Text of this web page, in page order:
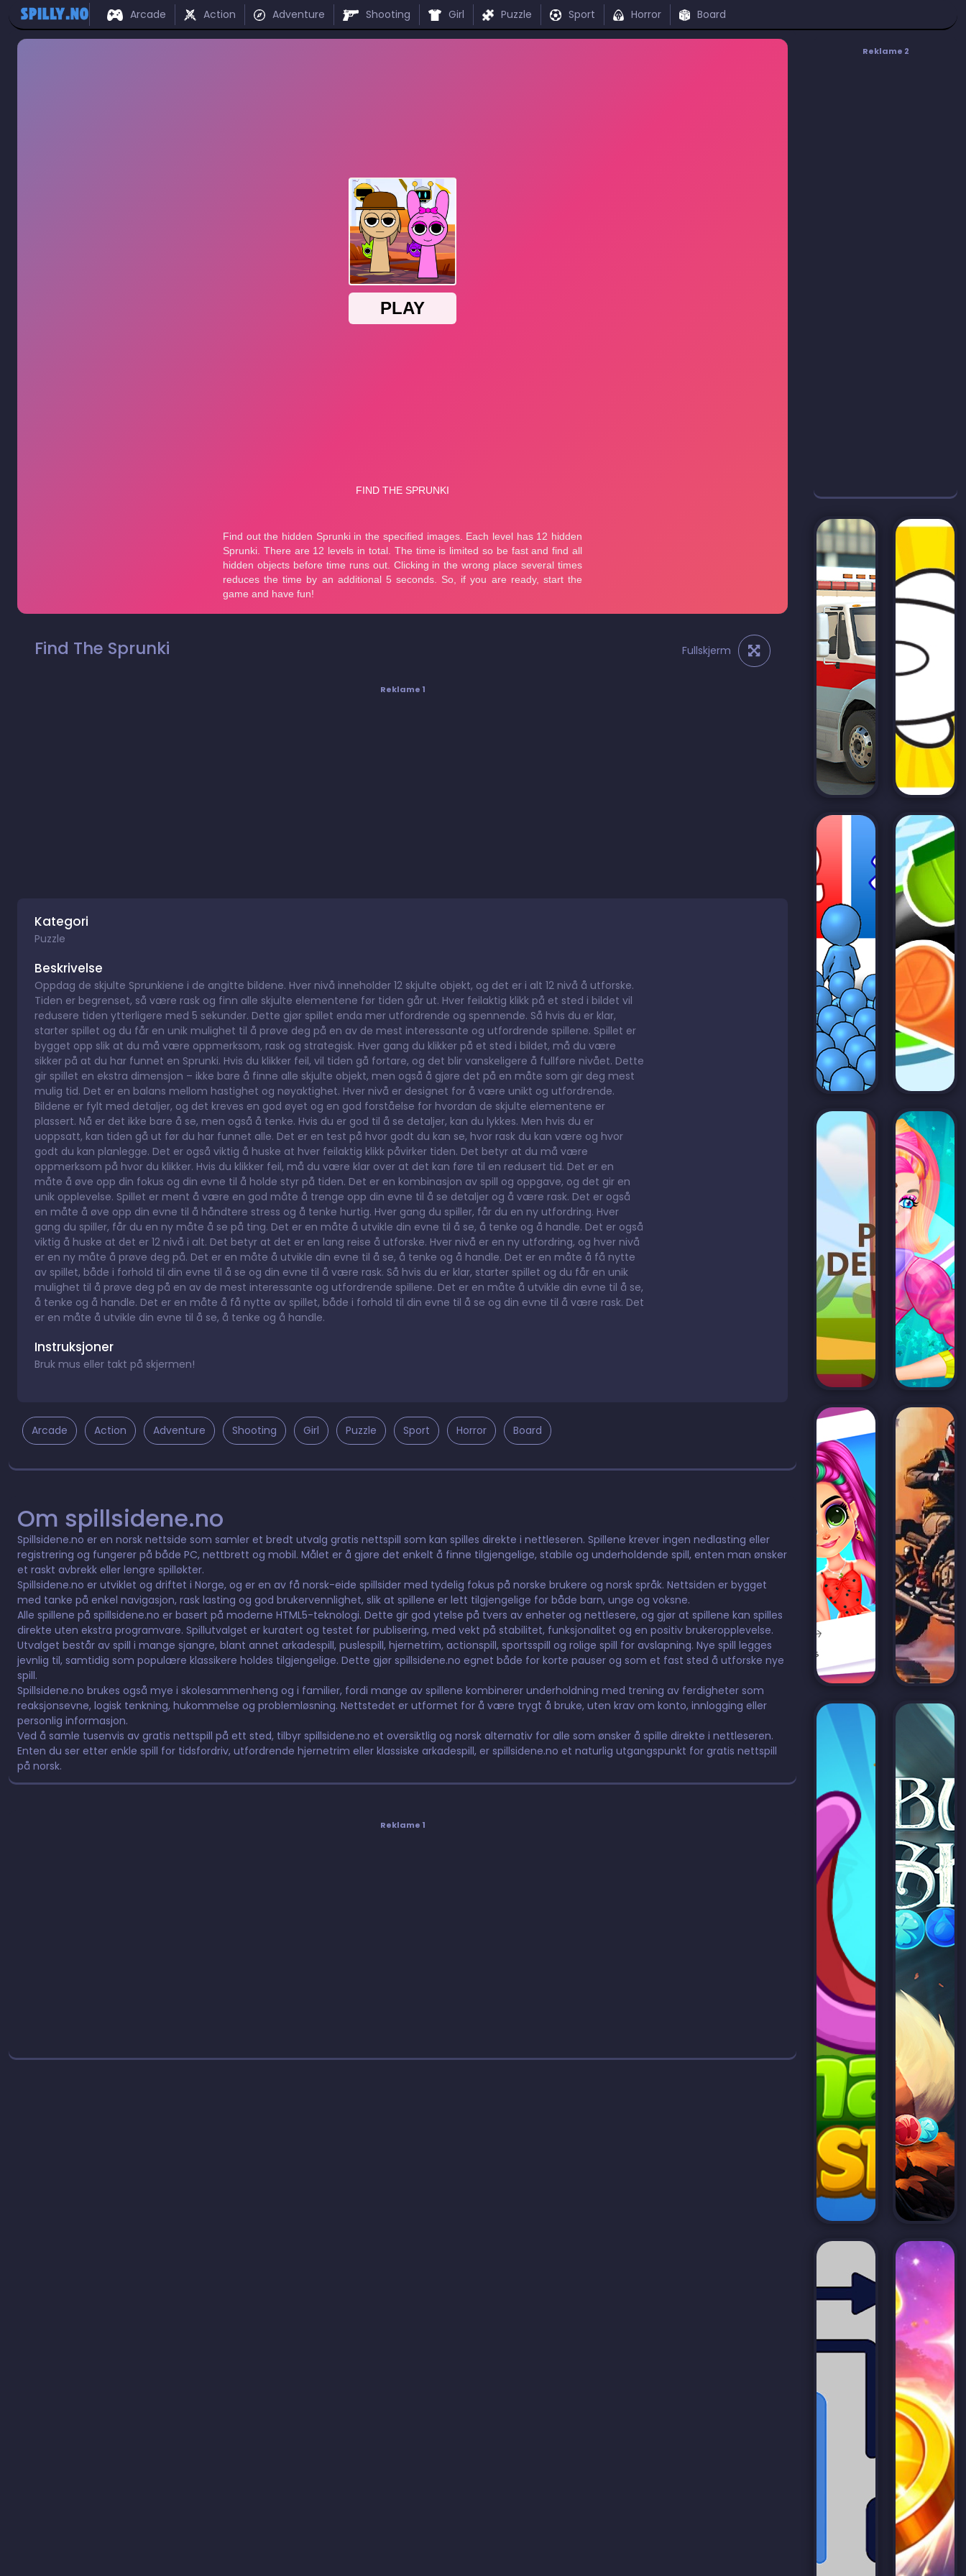
Arcade Action Adventure Shooting Girl Puzzle Sport Horror Board
Find The Sprunki Fullskjerm
Reklame 1
Kategori
Puzzle
Beskrivelse
Oppdag de skjulte Sprunkiene i de angitte bildene. Hver nivå inneholder 12 skjulte objekt, og det er i alt 12 nivå å utforske.
Tiden er begrenset, så være rask og finn alle skjulte elementene før tiden går ut. Hver feilaktig klikk på et sted i bildet vil
redusere tiden ytterligere med 5 sekunder. Dette gjør spillet enda mer utfordrende og spennende. Så hvis du er klar,
starter spillet og du får en unik mulighet til å prøve deg på en av de mest interessante og utfordrende spillene. Spillet er
bygget opp slik at du må være oppmerksom, rask og strategisk. Hver gang du klikker på et sted i bildet, må du være
sikker på at du har funnet en Sprunki. Hvis du klikker feil, vil tiden gå fortare, og det blir vanskeligere å fullføre nivået. Dette
gir spillet en ekstra dimensjon – ikke bare å finne alle skjulte objekt, men også å gjøre det på en måte som gir deg mest
mulig tid. Det er en balans mellom hastighet og nøyaktighet. Hver nivå er designet for å være unikt og utfordrende.
Bildene er fylt med detaljer, og det kreves en god øyet og en god forståelse for hvordan de skjulte elementene er
plassert. Nå er det ikke bare å se, men også å tenke. Hvis du er god til å se detaljer, kan du lykkes. Men hvis du er
uoppsatt, kan tiden gå ut før du har funnet alle. Det er en test på hvor godt du kan se, hvor rask du kan være og hvor
godt du kan planlegge. Det er også viktig å huske at hver feilaktig klikk påvirker tiden. Det betyr at du må være
oppmerksom på hvor du klikker. Hvis du klikker feil, må du være klar over at det kan føre til en redusert tid. Det er en
måte å øve opp din fokus og din evne til å holde styr på tiden. Det er en kombinasjon av spill og oppgave, og det gir en
unik opplevelse. Spillet er ment å være en god måte å trenge opp din evne til å se detaljer og å være rask. Det er også
en måte å øve opp din evne til å håndtere stress og å tenke hurtig. Hver gang du spiller, får du en ny utfordring. Hver
gang du spiller, får du en ny måte å se på ting. Det er en måte å utvikle din evne til å se, å tenke og å handle. Det er også
viktig å huske at det er 12 nivå i alt. Det betyr at det er en lang reise å utforske. Hver nivå er en ny utfordring, og hver nivå
er en ny måte å prøve deg på. Det er en måte å utvikle din evne til å se, å tenke og å handle. Det er en måte å få nytte
av spillet, både i forhold til din evne til å se og din evne til å være rask. Så hvis du er klar, starter spillet og du får en unik
mulighet til å prøve deg på en av de mest interessante og utfordrende spillene. Det er en måte å utvikle din evne til å se,
å tenke og å handle. Det er en måte å få nytte av spillet, både i forhold til din evne til å se og din evne til å være rask. Det
er en måte å utvikle din evne til å se, å tenke og å handle.
Instruksjoner
Bruk mus eller takt på skjermen!
Arcade Action Adventure Shooting Girl Puzzle Sport Horror Board
Om spillsidene.no
Spillsidene.no er en norsk nettside som samler et bredt utvalg gratis nettspill som kan spilles direkte i nettleseren. Spillene krever ingen nedlasting eller
registrering og fungerer på både PC, nettbrett og mobil. Målet er å gjøre det enkelt å finne tilgjengelige, stabile og underholdende spill, enten man ønsker
et raskt avbrekk eller lengre spilløkter.
Spillsidene.no er utviklet og driftet i Norge, og er en av få norsk-eide spillsider med tydelig fokus på norske brukere og norsk språk. Nettsiden er bygget
med tanke på enkel navigasjon, rask lasting og god brukervennlighet, slik at spillene er lett tilgjengelige for både barn, unge og voksne.
Alle spillene på spillsidene.no er basert på moderne HTML5-teknologi. Dette gir god ytelse på tvers av enheter og nettlesere, og gjør at spillene kan spilles
direkte uten ekstra programvare. Spillutvalget er kuratert og testet før publisering, med vekt på stabilitet, funksjonalitet og en positiv brukeropplevelse.
Utvalget består av spill i mange sjangre, blant annet arkadespill, puslespill, hjernetrim, actionspill, sportsspill og rolige spill for avslapning. Nye spill legges
jevnlig til, samtidig som populære klassikere holdes tilgjengelige. Dette gjør spillsidene.no egnet både for korte pauser og som et fast sted å utforske nye
spill.
Spillsidene.no brukes også mye i skolesammenheng og i familier, fordi mange av spillene kombinerer underholdning med trening av ferdigheter som
reaksjonsevne, logisk tenkning, hukommelse og problemløsning. Nettstedet er utformet for å være trygt å bruke, uten krav om konto, innlogging eller
personlig informasjon.
Ved å samle tusenvis av gratis nettspill på ett sted, tilbyr spillsidene.no et oversiktlig og norsk alternativ for alle som ønsker å spille direkte i nettleseren.
Enten du ser etter enkle spill for tidsfordriv, utfordrende hjernetrim eller klassiske arkadespill, er spillsidene.no et naturlig utgangspunkt for gratis nettspill
på norsk.
Reklame 1
Reklame 2